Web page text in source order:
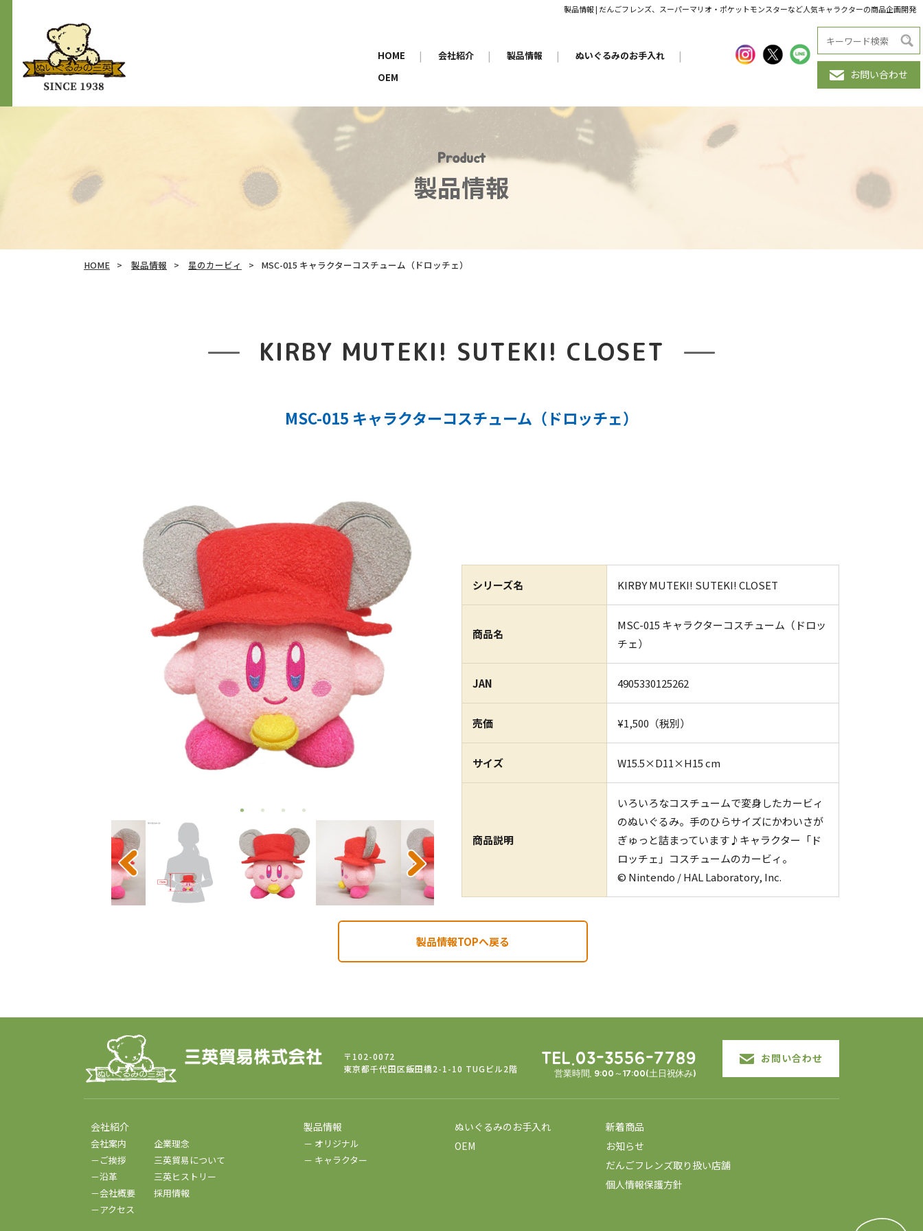
製品情報 | だんごフレンズ、スーパーマリオ・ポケットモンスターなど人気キャラクターの商品企画開発
HOME | 会社紹介 | 製品情報 | ぬいぐるみのお手入れ |
OEM お問い合わせ
Product
製品情報
HOME 製品情報 星のカービィ MSC-015 キャラクターコスチューム（ドロッチェ）
KIRBY MUTEKI! SUTEKI! CLOSET
MSC-015 キャラクターコスチューム（ドロッチェ）
シリーズ名 KIRBY MUTEKI! SUTEKI! CLOSET
商品名
MSC-015 キャラクターコスチューム（ドロッ
チェ）
JAN 4905330125262
売価 ¥1,500（税別）
サイズ W15.5×D11×H15 cm
商品説明
いろいろなコスチュームで変身したカービィ
のぬいぐるみ。手のひらサイズにかわいさが
ぎゅっと詰まっています♪キャラクター「ド
ロッチェ」コスチュームのカービィ。
© Nintendo / HAL Laboratory, Inc.
製品情報TOPへ戻る
〒102-0072
東京都千代田区飯田橋2-1-10 TUGビル2階
TEL.03-3556-7789
営業時間. 9:00～17:00(土日祝休み)
お問い合わせ
会社紹介
会社案内
－ご挨拶
－沿革
－会社概要
－アクセス
企業理念
三英貿易について
三英ヒストリー
採用情報
製品情報
－ オリジナル
－ キャラクター
ぬいぐるみのお手入れ
OEM
新着商品
お知らせ
だんごフレンズ取り扱い店舗
個人情報保護方針